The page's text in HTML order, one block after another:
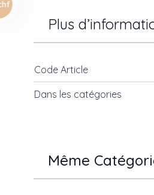
Plus
Code Article
Dans les catégories
Même